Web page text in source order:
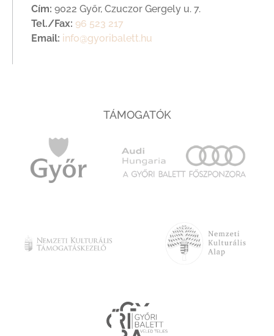
Cím: 9022 Győr, Czuczor Gergely u. 7.
Tel./Fax: 96 523 217
Email: info@gyoribalett.hu
TÁMOGATÓK